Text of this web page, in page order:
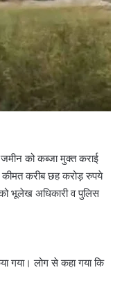
को कब्जा मुक्त कराई
कीमत करीब छह करोड़ रुपये
को भूलेख अधिकारी व पुलिस
गया। लोग से कहा गया कि